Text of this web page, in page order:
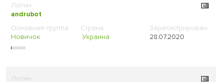
andrubot
Новичок Украина 28.07.2020